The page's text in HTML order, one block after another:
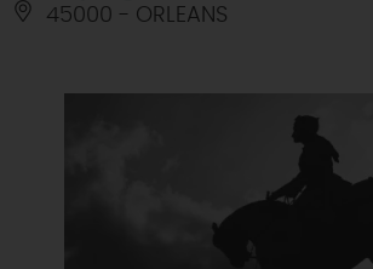
45000 - ORLEANS